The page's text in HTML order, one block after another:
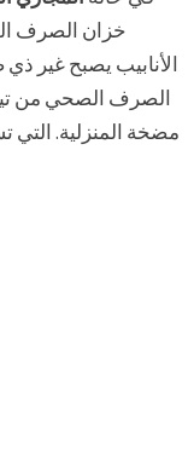
خزان الصرف
الأنابيب يصبح غير
الصرف الصحي من
مضخة المنزلية.